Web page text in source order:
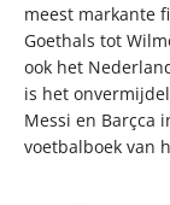
meest markante
Goethals tot
ook het
is het
Messi en Barçca
voetbalboek van